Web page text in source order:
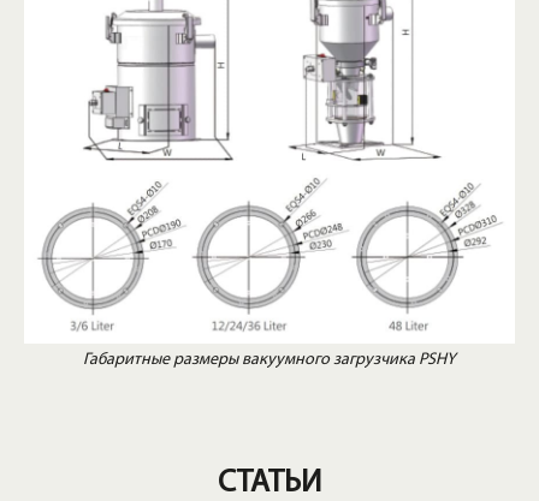
Габаритные размеры вакуумного загрузчика PSHY
СТАТЬИ